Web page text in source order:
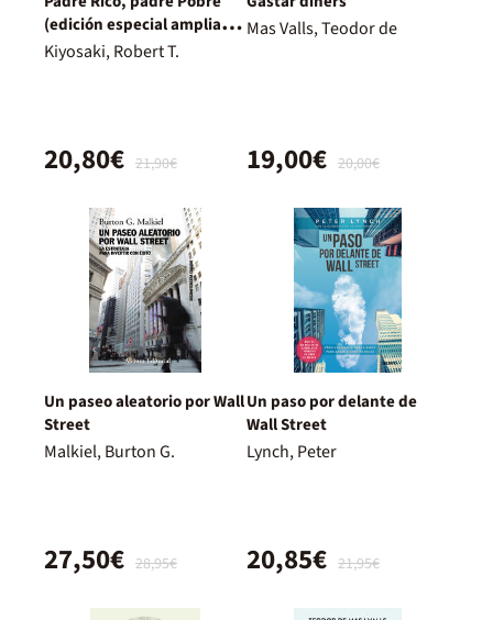
(edición especial ampliada,
actualizada y en tapa dura)
Kiyosaki, Robert T.
21,90€
20,80€
Mas Valls, Teodor de
20,00€
19,00€
Un paseo aleatorio por Wall
Street
Malkiel, Burton G.
28,95€
27,50€
Un paso por delante de
Wall Street
Lynch, Peter
21,95€
20,85€